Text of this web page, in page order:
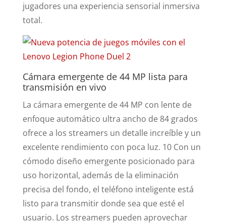
jugadores una experiencia sensorial inmersiva
total.
Cámara emergente de 44 MP lista para
transmisión en vivo
La cámara emergente de 44 MP con lente de
enfoque automático ultra ancho de 84 grados
ofrece a los streamers un detalle increíble y un
excelente rendimiento con poca luz. 10 Con un
cómodo diseño emergente posicionado para
uso horizontal, además de la eliminación
precisa del fondo, el teléfono inteligente está
listo para transmitir donde sea que esté el
usuario. Los streamers pueden aprovechar